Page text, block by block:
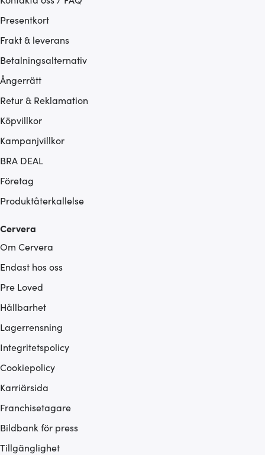
Presentkort
Frakt & leverans
Betalningsalternativ
Ångerrätt
Retur & Reklamation
Köpvillkor
Kampanjvillkor
BRA DEAL
Företag
Produktåterkallelse
Cervera
Om Cervera
Endast hos oss
Pre Loved
Hållbarhet
Lagerrensning
Integritetspolicy
Cookiepolicy
Karriärsida
Franchisetagare
Bildbank för press
Tillgänglighet